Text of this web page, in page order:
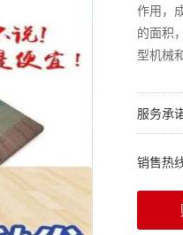
作用，
的面积
型机械
服务承
销售热